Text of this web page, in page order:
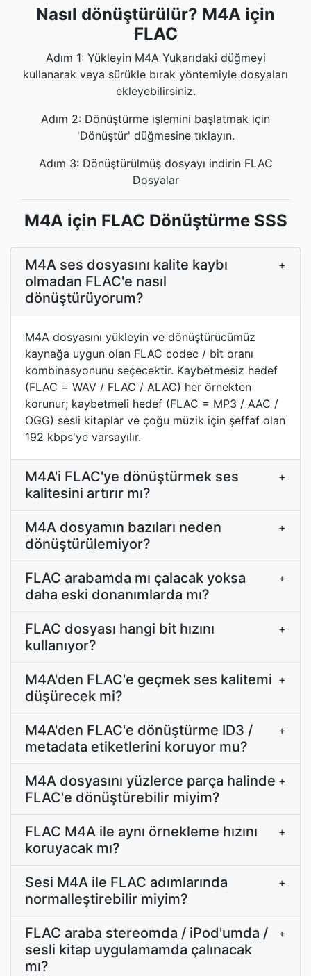
Nasıl dönüştürülür? M4A için
FLAC
Adım 1: Yükleyin M4A Yukarıdaki düğmeyi
kullanarak veya sürükle bırak yöntemiyle dosyaları
ekleyebilirsiniz.
Adım 2: Dönüştürme işlemini başlatmak için
'Dönüştür' düğmesine tıklayın.
Adım 3: Dönüştürülmüş dosyayı indirin FLAC
Dosyalar
M4A için FLAC Dönüştürme SSS
M4A ses dosyasını kalite kaybı
olmadan FLAC'e nasıl
dönüştürüyorum?
+
M4A dosyasını yükleyin ve dönüştürücümüz
kaynağa uygun olan FLAC codec / bit oranı
kombinasyonunu seçecektir. Kaybetmesiz hedef
(FLAC = WAV / FLAC / ALAC) her örnekten
korunur; kaybetmeli hedef (FLAC = MP3 / AAC /
OGG) sesli kitaplar ve çoğu müzik için şeffaf olan
192 kbps'ye varsayılır.
M4A'i FLAC'ye dönüştürmek ses
kalitesini artırır mı?
+
M4A dosyamın bazıları neden
dönüştürülemiyor?
+
FLAC arabamda mı çalacak yoksa
daha eski donanımlarda mı?
+
FLAC dosyası hangi bit hızını
kullanıyor?
+
M4A'den FLAC'e geçmek ses kalitemi
düşürecek mi?
+
M4A'den FLAC'e dönüştürme ID3 /
metadata etiketlerini koruyor mu?
+
M4A dosyasını yüzlerce parça halinde
FLAC'e dönüştürebilir miyim?
+
FLAC M4A ile aynı örnekleme hızını
koruyacak mı?
+
Sesi M4A ile FLAC adımlarında
normalleştirebilir miyim?
+
FLAC araba stereomda / iPod'umda /
sesli kitap uygulamamda çalınacak
mı?
+